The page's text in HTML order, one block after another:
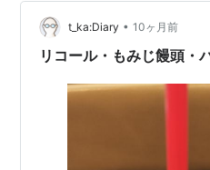
には、「AGE（終末糖化産
物質が多く…
t_ka:Diary • 10ヶ月前
リコール・もみじ饅頭・